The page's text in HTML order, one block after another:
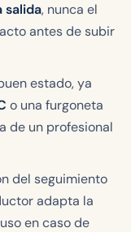
salida, nunca el
antes de subir
estado, ya
o una furgoneta
de un profesional
del seguimiento
adapta la
en caso de